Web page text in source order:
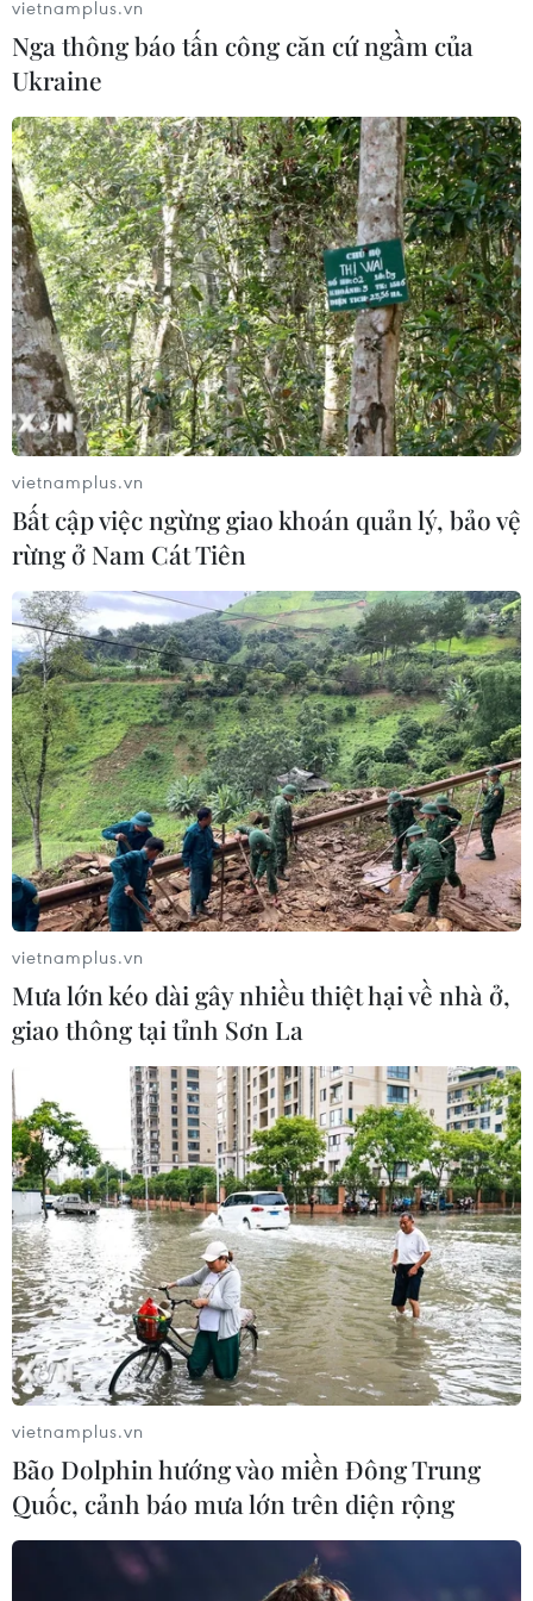
Hà Nội sẽ tạo điều kiện hấp dẫn cho các
start-up trên thế giới
29/08/2019 04:02
Theo Chủ tịch Nguyễn Đức Chung, Thành phố Hà Nội
sẽ tạo ra một môi trường hấp dẫn, an toàn, hiệu quả
cho các nhà đầu tư, các quỹ đầu tư, các start-up đến từ
các quốc gia trên thế giới.
vietnamplus.vn
Nga thông báo tấn công căn cứ ngầm của
Ukraine
vietnamplus.vn
Bất cập việc ngừng giao khoán quản lý, bảo vệ
rừng ở Nam Cát Tiên
vietnamplus.vn
Mưa lớn kéo dài gây nhiều thiệt hại về nhà ở,
giao thông tại tỉnh Sơn La
vietnamplus.vn
Bão Dolphin hướng vào miền Đông Trung
Quốc, cảnh báo mưa lớn trên diện rộng